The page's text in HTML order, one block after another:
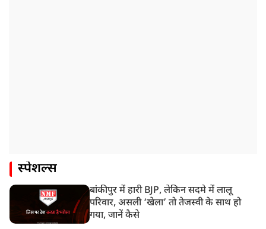
स्पेशल्स
बांकीपुर में हारी BJP, लेकिन सदमे में लालू
परिवार, असली ‘खेला’ तो तेजस्वी के साथ हो
गया, जानें कैसे